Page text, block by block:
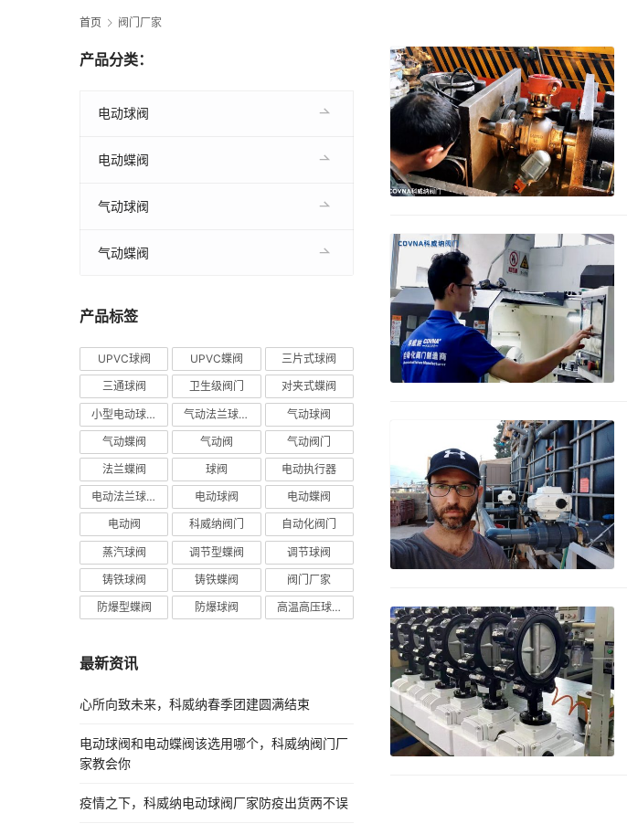
首页 阀门厂家
产品分类：
电动球阀
电动蝶阀
气动球阀
气动蝶阀
产品标签
UPVC球阀 UPVC蝶阀 三片式球阀
三通球阀 卫生级阀门 对夹式蝶阀
小型电动球阀 气动法兰球阀 气动球阀
气动蝶阀 气动阀 气动阀门
法兰蝶阀 球阀 电动执行器
电动法兰球阀 电动球阀 电动蝶阀
电动阀 科威纳阀门 自动化阀门
蒸汽球阀 调节型蝶阀 调节球阀
铸铁球阀 铸铁蝶阀 阀门厂家
防爆型蝶阀 防爆球阀 高温高压球阀
最新资讯
心所向致未来，科威纳春季团建圆满结束
电动球阀和电动蝶阀该选用哪个，科威纳阀门厂
家教会你
疫情之下，科威纳电动球阀厂家防疫出货两不误